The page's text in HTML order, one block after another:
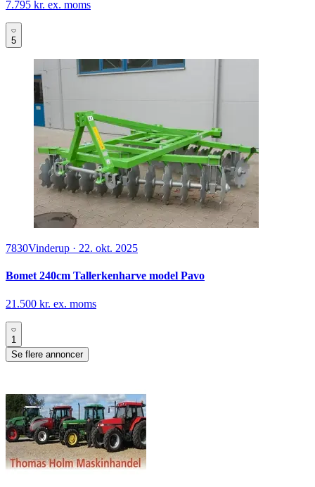
7.795 kr. ex. moms
5
7830Vinderup · 22. okt. 2025
Bomet 240cm Tallerkenharve model Pavo
21.500 kr. ex. moms
1
Se flere annoncer